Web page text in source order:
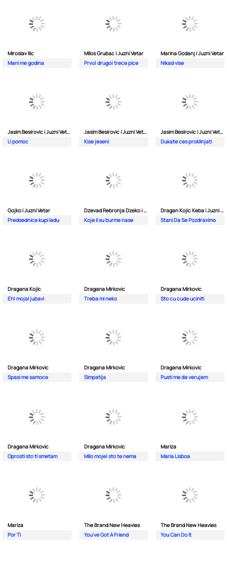
Miroslav Ilic
Mani me godina
Milos Grubac i Juzni Vetar
Prvo| drugo| trece pice
Marina Godanj i Juzni Vetar
Nikad vise
Jasim Besirovic i Juzni Vetar
U pomoc
Jasim Besirovic i Juzni Vetar
Kise jeseni
Jasim Besirovic i Juzni Vetar
Dukate ces proklinjati
Gojko i Juzni Vetar
Predsednice kupi ladu
Dzevad Rebronja Dzeko i Juzni Vetar
Koje li su burme nase
Dragan Kojic Keba i Juzni Vetar
Stani Da Se Pozdravimo
Dragana Kojic
Eh| mojal jubavi
Dragana Mirkovic
Treba mi neko
Dragana Mirkovic
Sto cu cuda uciniti
Dragana Mirkovic
Spasi me samoce
Dragana Mirkovic
Simpatija
Dragana Mirkovic
Pusti me da verujem
Dragana Mirkovic
Oprosti sto ti smetam
Dragana Mirkovic
Milo moje| sto te nema
Mariza
Maria Lisboa
Mariza
Por Ti
The Brand New Heavies
You've Got A Friend
The Brand New Heavies
You Can Do It